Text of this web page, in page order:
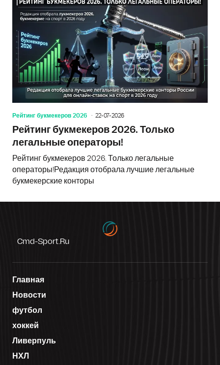
Рейтинг букмекеров 2026 22-07-2026
Рейтинг букмекеров 2026. Только
легальные операторы!
Рейтинг букмекеров 2026. Только легальные
операторы!Редакция отобрала лучшие легальные
букмекерские конторы
Cmd-Sport.ru
Главная
Новости
футбол
хоккей
Ливерпуль
НХЛ